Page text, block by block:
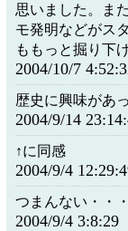
思いました。ま
モ発明などがス
ももっと掘り下
2004/10/7
歴史に興味があ
2004/9/14
↑に同感
2004/9/4
つまんない・・
2004/9/4 3:8:29